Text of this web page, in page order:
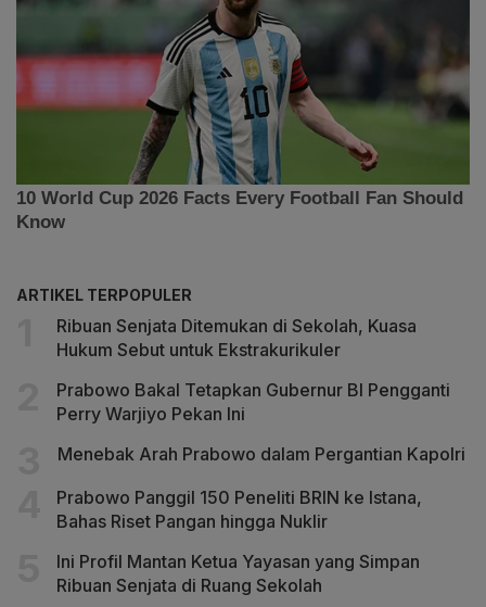
ARTIKEL TERPOPULER
Ribuan Senjata Ditemukan di Sekolah, Kuasa
Hukum Sebut untuk Ekstrakurikuler
Prabowo Bakal Tetapkan Gubernur BI Pengganti
Perry Warjiyo Pekan Ini
Menebak Arah Prabowo dalam Pergantian Kapolri
Prabowo Panggil 150 Peneliti BRIN ke Istana,
Bahas Riset Pangan hingga Nuklir
Ini Profil Mantan Ketua Yayasan yang Simpan
Ribuan Senjata di Ruang Sekolah